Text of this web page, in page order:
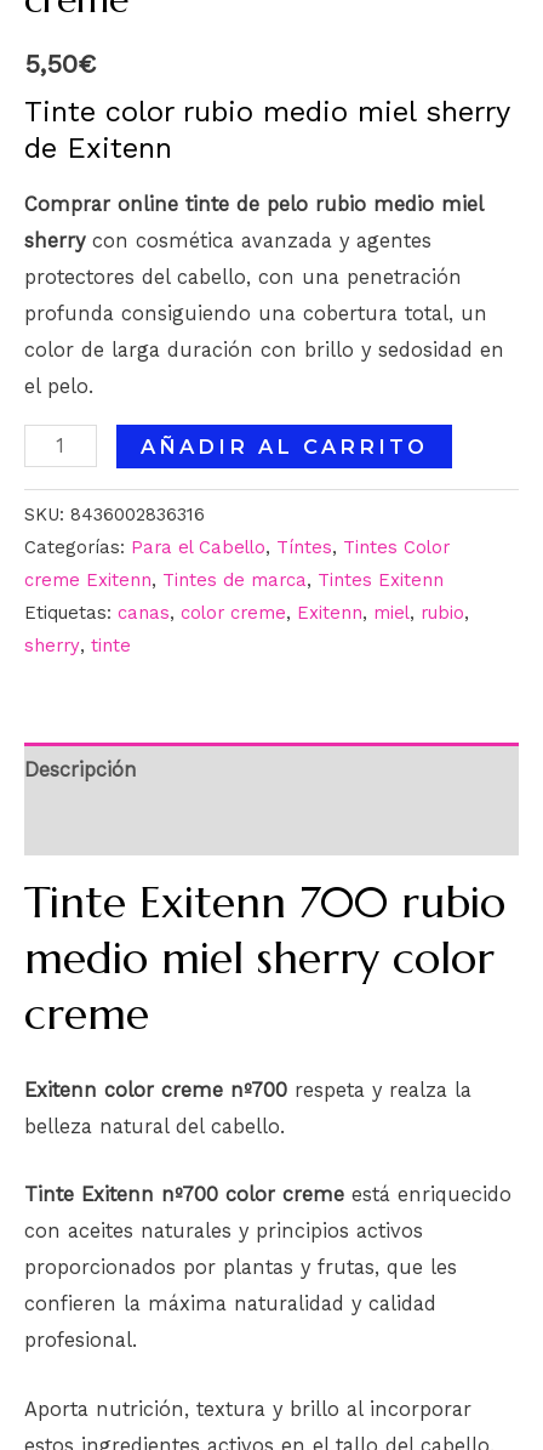
5,50€
Tinte color rubio medio miel sherry
de Exitenn
Comprar online tinte de pelo rubio medio miel
sherrycon cosmética avanzada y agentes
protectores del cabello, con una penetración
profunda consiguiendo una cobertura total, un
color de larga duración con brillo y sedosidad en
el pelo.
AÑADIR AL CARRITO
SKU: 8436002836316
Categorías: Para el Cabello, Tíntes, Tintes Color
creme Exitenn, Tintes de marca, Tintes Exitenn
Etiquetas: canas, color creme, Exitenn, miel, rubio,
sherry, tinte
Descripción
Tinte Exitenn 700 rubio
medio miel sherry color
creme
Exitenn color creme nº700 respeta y realza la
belleza natural del cabello.
Tinte Exitenn nº700 color creme está enriquecido
con aceites naturales y principios activos
proporcionados por plantas y frutas, que les
confieren la máxima naturalidad y calidad
profesional.
Aporta nutrición, textura y brillo al incorporar
estos ingredientes activos en el tallo del cabello.